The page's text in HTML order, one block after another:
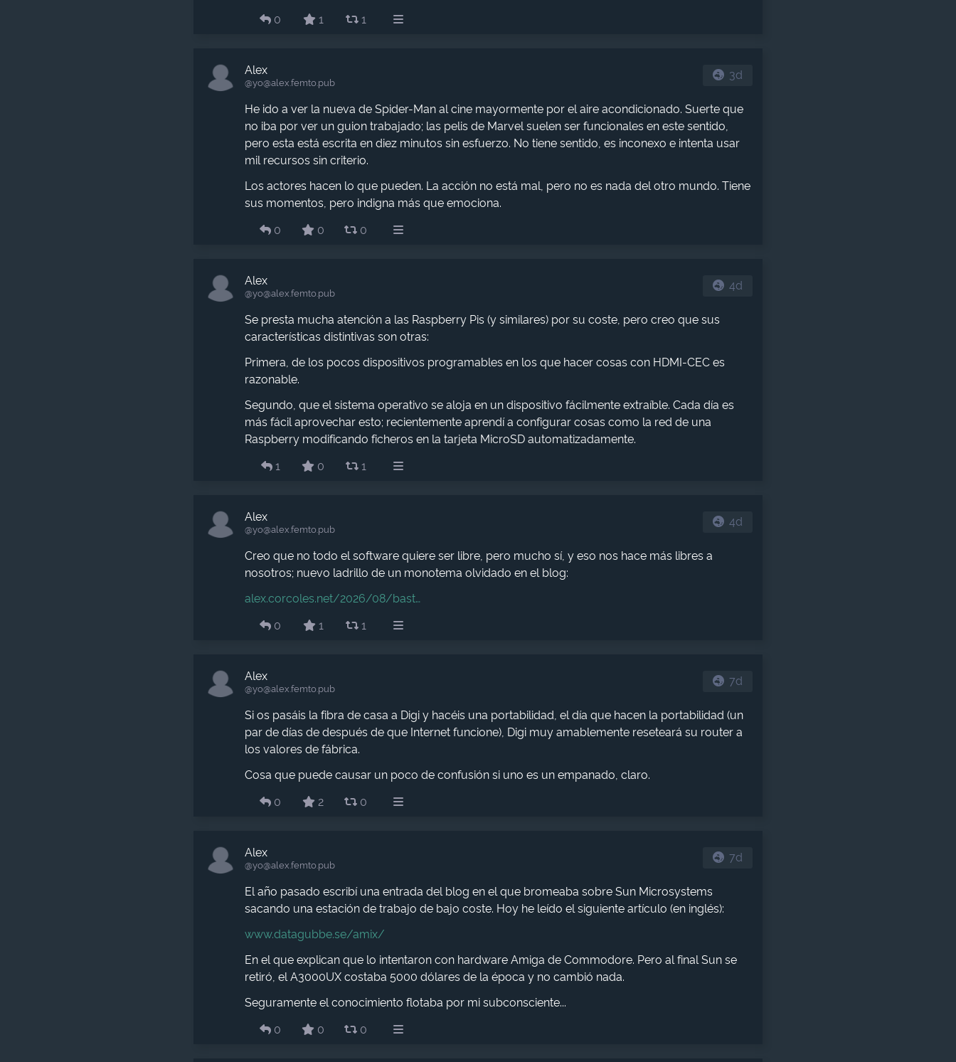
0
1 1
Alex
@yo​@alex.femto.pub
3d
He ido a ver la nueva de Spider-Man al cine mayormente por el aire acondicionado. Suerte que
no iba por ver un guion trabajado; las pelis de Marvel suelen ser funcionales en este sentido,
pero esta está escrita en diez minutos sin esfuerzo. No tiene sentido, es inconexo e intenta usar
mil recursos sin criterio.
Los actores hacen lo que pueden. La acción no está mal, pero no es nada del otro mundo. Tiene
sus momentos, pero indigna más que emociona.
0
0 0
Alex
@yo​@alex.femto.pub
4d
Se presta mucha atención a las Raspberry Pis (y similares) por su coste, pero creo que sus
características distintivas son otras:
Primera, de los pocos dispositivos programables en los que hacer cosas con HDMI-CEC es
razonable.
Segundo, que el sistema operativo se aloja en un dispositivo fácilmente extraíble. Cada día es
más fácil aprovechar esto; recientemente aprendí a configurar cosas como la red de una
Raspberry modificando ficheros en la tarjeta MicroSD automatizadamente.
1
0 1
Alex
@yo​@alex.femto.pub
4d
Creo que no todo el software quiere ser libre, pero mucho sí, y eso nos hace más libres a
nosotros; nuevo ladrillo de un monotema olvidado en el blog:
alex.corcoles.net/2026/08/bast
0
1 1
Alex
@yo​@alex.femto.pub
7d
Si os pasáis la fibra de casa a Digi y hacéis una portabilidad, el día que hacen la portabilidad (un
par de días de después de que Internet funcione), Digi muy amablemente reseteará su router a
los valores de fábrica.
Cosa que puede causar un poco de confusión si uno es un empanado, claro.
0
2 0
Alex
@yo​@alex.femto.pub
7d
El año pasado escribí una entrada del blog en el que bromeaba sobre Sun Microsystems
sacando una estación de trabajo de bajo coste. Hoy he leído el siguiente artículo (en inglés):
www.datagubbe.se/amix/
En el que explican que lo intentaron con hardware Amiga de Commodore. Pero al final Sun se
retiró, el A3000UX costaba 5000 dólares de la época y no cambió nada.
Seguramente el conocimiento flotaba por mi subconsciente...
0
0 0